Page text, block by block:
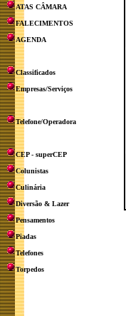
ATAS CÂMARA
FALECIMENTOS
AGENDA
Classificados
Empresas/Serviços
Telefone/Operadora
CEP - superCEP
Colunistas
Culinária
Diversão & Lazer
Pensamentos
Piadas
Telefones
Torpedos